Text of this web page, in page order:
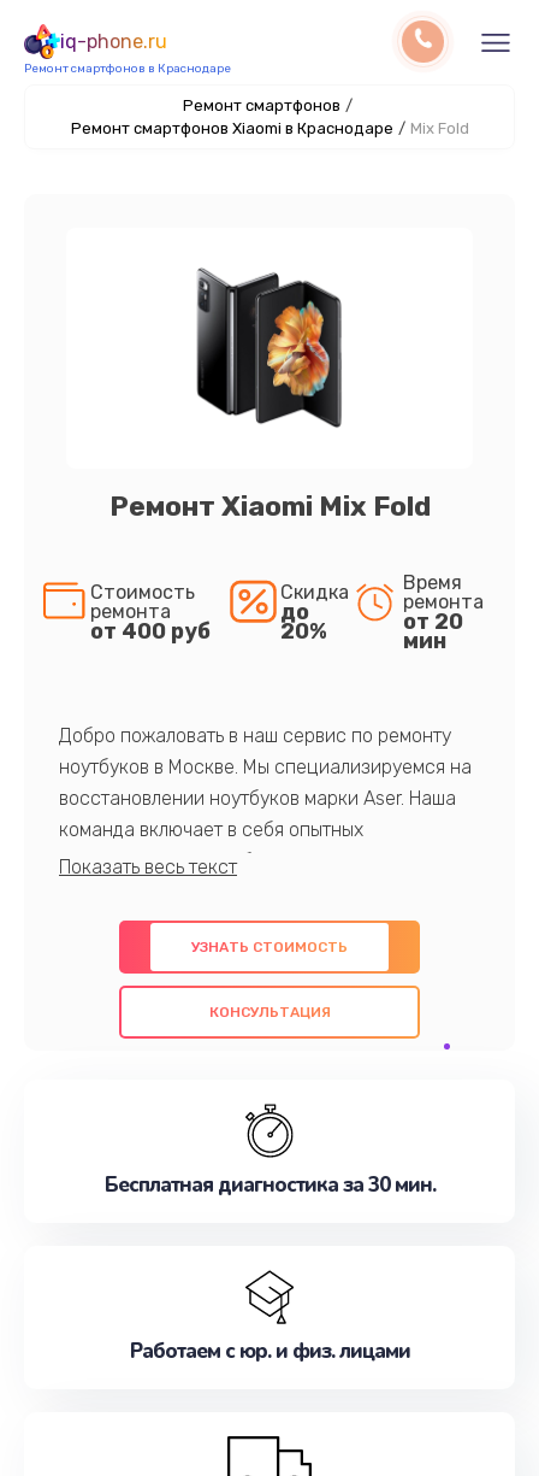
iq-phone.ru
Ремонт смартфонов в Краснодаре
Ремонт смартфонов /
Ремонт смартфонов Xiaomi в Краснодаре / Mix Fold
Ремонт Xiaomi Mix Fold
Стоимость
ремонта
от 400 руб
Скидка
до
20%
Время
ремонта
от 20
мин
Добро пожаловать в наш сервис по ремонту
ноутбуков в Москве. Мы специализируемся на
восстановлении ноутбуков марки Aser. Наша
команда включает в себя опытных
профессионалов с обширными знаниями и
предлагаем быстрый и качественный ремонт с
использованием оригинальных компонентов, а
также гарантируем качество всех
проведенных работ. Наша цель - предоставить
наилучшим образом. Не медлите записаться на
УЗНАТЬ СТОИМОСТЬ
КОНСУЛЬТАЦИЯ
Бесплатная диагностика за 30 мин.
Работаем с юр. и физ. лицами